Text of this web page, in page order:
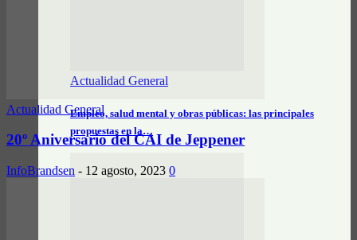
Actualidad General
Empleo, salud mental y obras públicas: las principales
propuestas en la…
Actualidad General
20º Aniversario del CAI de Jeppener
InfoBrandsen - 12 agosto, 2023 0